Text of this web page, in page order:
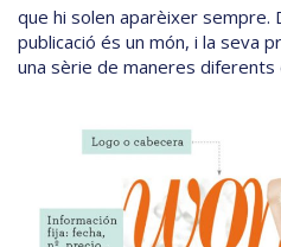
que hi solen aparèixer sempre.
publicació és un món, i la seva
una sèrie de maneres diferents